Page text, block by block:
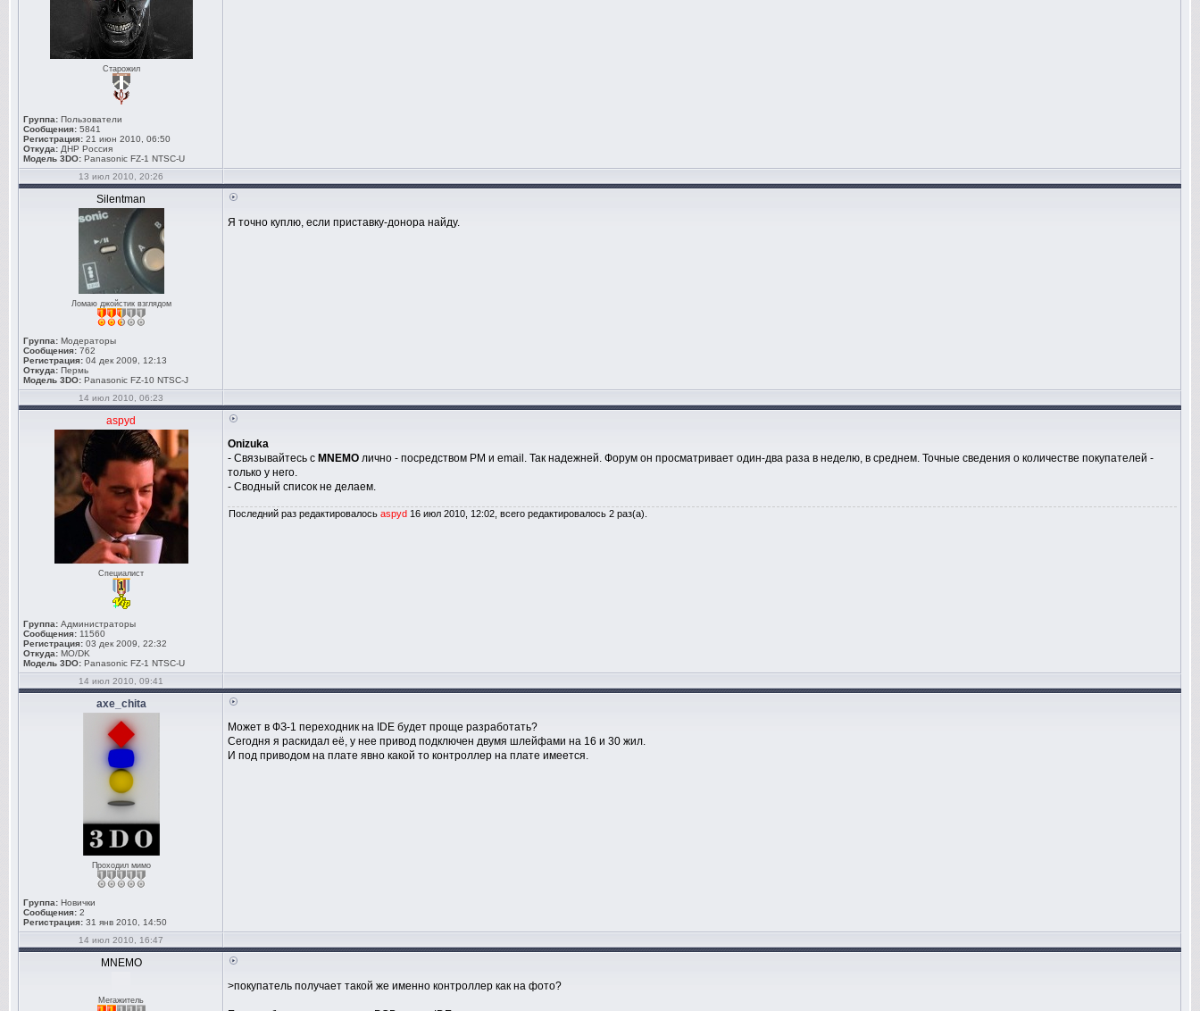
Старожил
Группа: Пользователи
Сообщения: 5841
Регистрация: 21 июн 2010, 06:50
Откуда: ДНР Россия
Модель 3DO: Panasonic FZ-1 NTSC-U
13 июл 2010, 20:26
Silentman
Ломаю джойстик взглядом
Группа: Модераторы
Сообщения: 762
Регистрация: 04 дек 2009, 12:13
Откуда: Пермь
Модель 3DO: Panasonic FZ-10 NTSC-J
Я точно куплю, если приставку-донора найду.
14 июл 2010, 06:23
aspyd
Специалист
Группа: Администраторы
Сообщения: 11560
Регистрация: 03 дек 2009, 22:32
Откуда: MO/DK
Модель 3DO: Panasonic FZ-1 NTSC-U
Onizuka
- Связывайтесь с MNEMO лично - посредством PM и email. Так надежней. Форум он просматривает один-два раза в неделю, в среднем. Точные сведения о количестве покупателей -
только у него.
- Сводный список не делаем.
Последний раз редактировалось aspyd 16 июл 2010, 12:02, всего редактировалось 2 раз(а).
14 июл 2010, 09:41
axe_chita
Проходил мимо
Группа: Новички
Сообщения: 2
Регистрация: 31 янв 2010, 14:50
Может в ФЗ-1 переходник на IDE будет проще разработать?
Сегодня я раскидал её, у нее привод подключен двумя шлейфами на 16 и 30 жил.
И под приводом на плате явно какой то контроллер на плате имеется.
14 июл 2010, 16:47
MNEMO
Мегажитель
>покупатель получает такой же именно контроллер как на фото?